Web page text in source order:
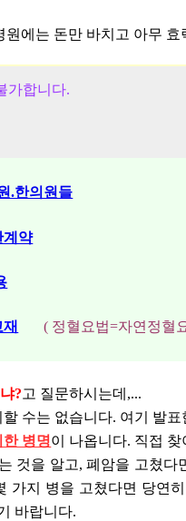
원에는 돈만 바치고 아무 효
가합니다.
.한의원들
계약
( 정혈요법=자연정혈
?고 질문하시는데,...
수는 없습니다. 여기 발
병명이 나옵니다. 직접
것을 알고, 폐암을 고쳤
가지 병을 고쳤다면 당연
바랍니다.